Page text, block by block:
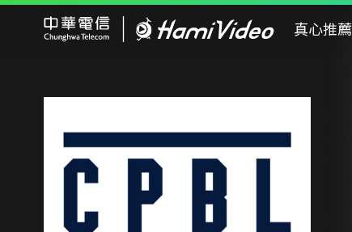
真心推薦